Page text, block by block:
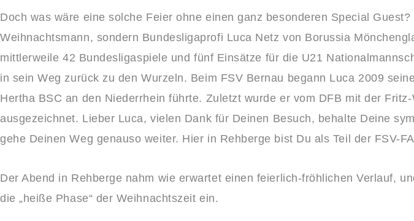
Doch was wäre eine solche Feier ohne einen ganz besonderen Special
Weihnachtsmann, sondern Bundesligaprofi Luca Netz von Borussia
mittlerweile 42 Bundesligaspiele und fünf Einsätze für die U21
in sein Weg zurück zu den Wurzeln. Beim FSV Bernau begann Luca 2009
Hertha BSC an den Niederrhein führte. Zuletzt wurde er vom DFB mit der
ausgezeichnet. Lieber Luca, vielen Dank für Deinen Besuch, behalte Deine
gehe Deinen Weg genauso weiter. Hier in Rehberge bist Du als Teil der FSV-
Der Abend in Rehberge nahm wie erwartet einen feierlich-fröhlichen Verlauf,
die „heiße Phase“ der Weihnachtszeit ein.